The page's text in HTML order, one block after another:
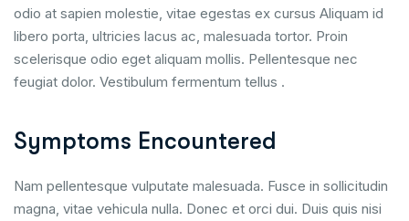
odio at sapien molestie, vitae egestas ex cursus Aliquam id
libero porta, ultricies lacus ac, malesuada tortor. Proin
scelerisque odio eget aliquam mollis. Pellentesque nec
feugiat dolor. Vestibulum fermentum tellus .
Symptoms Encountered
Nam pellentesque vulputate malesuada. Fusce in sollicitudin
magna, vitae vehicula nulla. Donec et orci dui. Duis quis nisi